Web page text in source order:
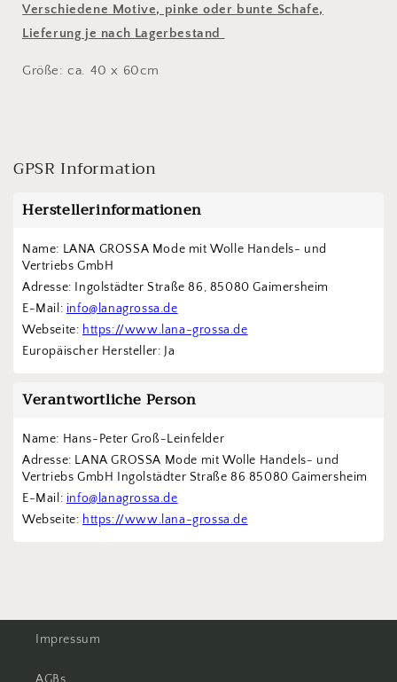
Verschiedene Motive, pinke oder bunte Schafe,
Lieferung je nach Lagerbestand
Größe: ca. 40 x 60cm
GPSR Information
Herstellerinformationen
Name: LANA GROSSA Mode mit Wolle Handels- und
Vertriebs GmbH
Adresse: Ingolstädter Straße 86, 85080 Gaimersheim
E-Mail: info@lanagrossa.de
Webseite: https://www.lana-grossa.de
Europäischer Hersteller: Ja
Verantwortliche Person
Name: Hans-Peter Groß-Leinfelder
Adresse: LANA GROSSA Mode mit Wolle Handels- und
Vertriebs GmbH Ingolstädter Straße 86 85080 Gaimersheim
E-Mail: info@lanagrossa.de
Webseite: https://www.lana-grossa.de
Impressum